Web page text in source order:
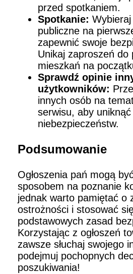
przed spotkaniem.
Spotkanie:
publiczne na
zapewnić swoje
Unikaj zaproszeń do
mieszkań na
Sprawdź opinie
użytkowników:
innych osób na
serwisu, aby uniknąć
niebezpieczeństw.
Podsumowanie
Ogłoszenia pań mogą
sposobem na poznanie
jednak warto pamiętać o
ostrożności i stosować
podstawowych zasad
Korzystając z ogłoszeń
zawsze słuchaj swojego
podejmuj pochopnych
poszukiwania!